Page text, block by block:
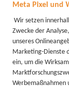
Meta Pixel und
Wir setzen
Zwecke der
unseres
Marketing-Dienste
ein, um die
Werbemaßnahmen